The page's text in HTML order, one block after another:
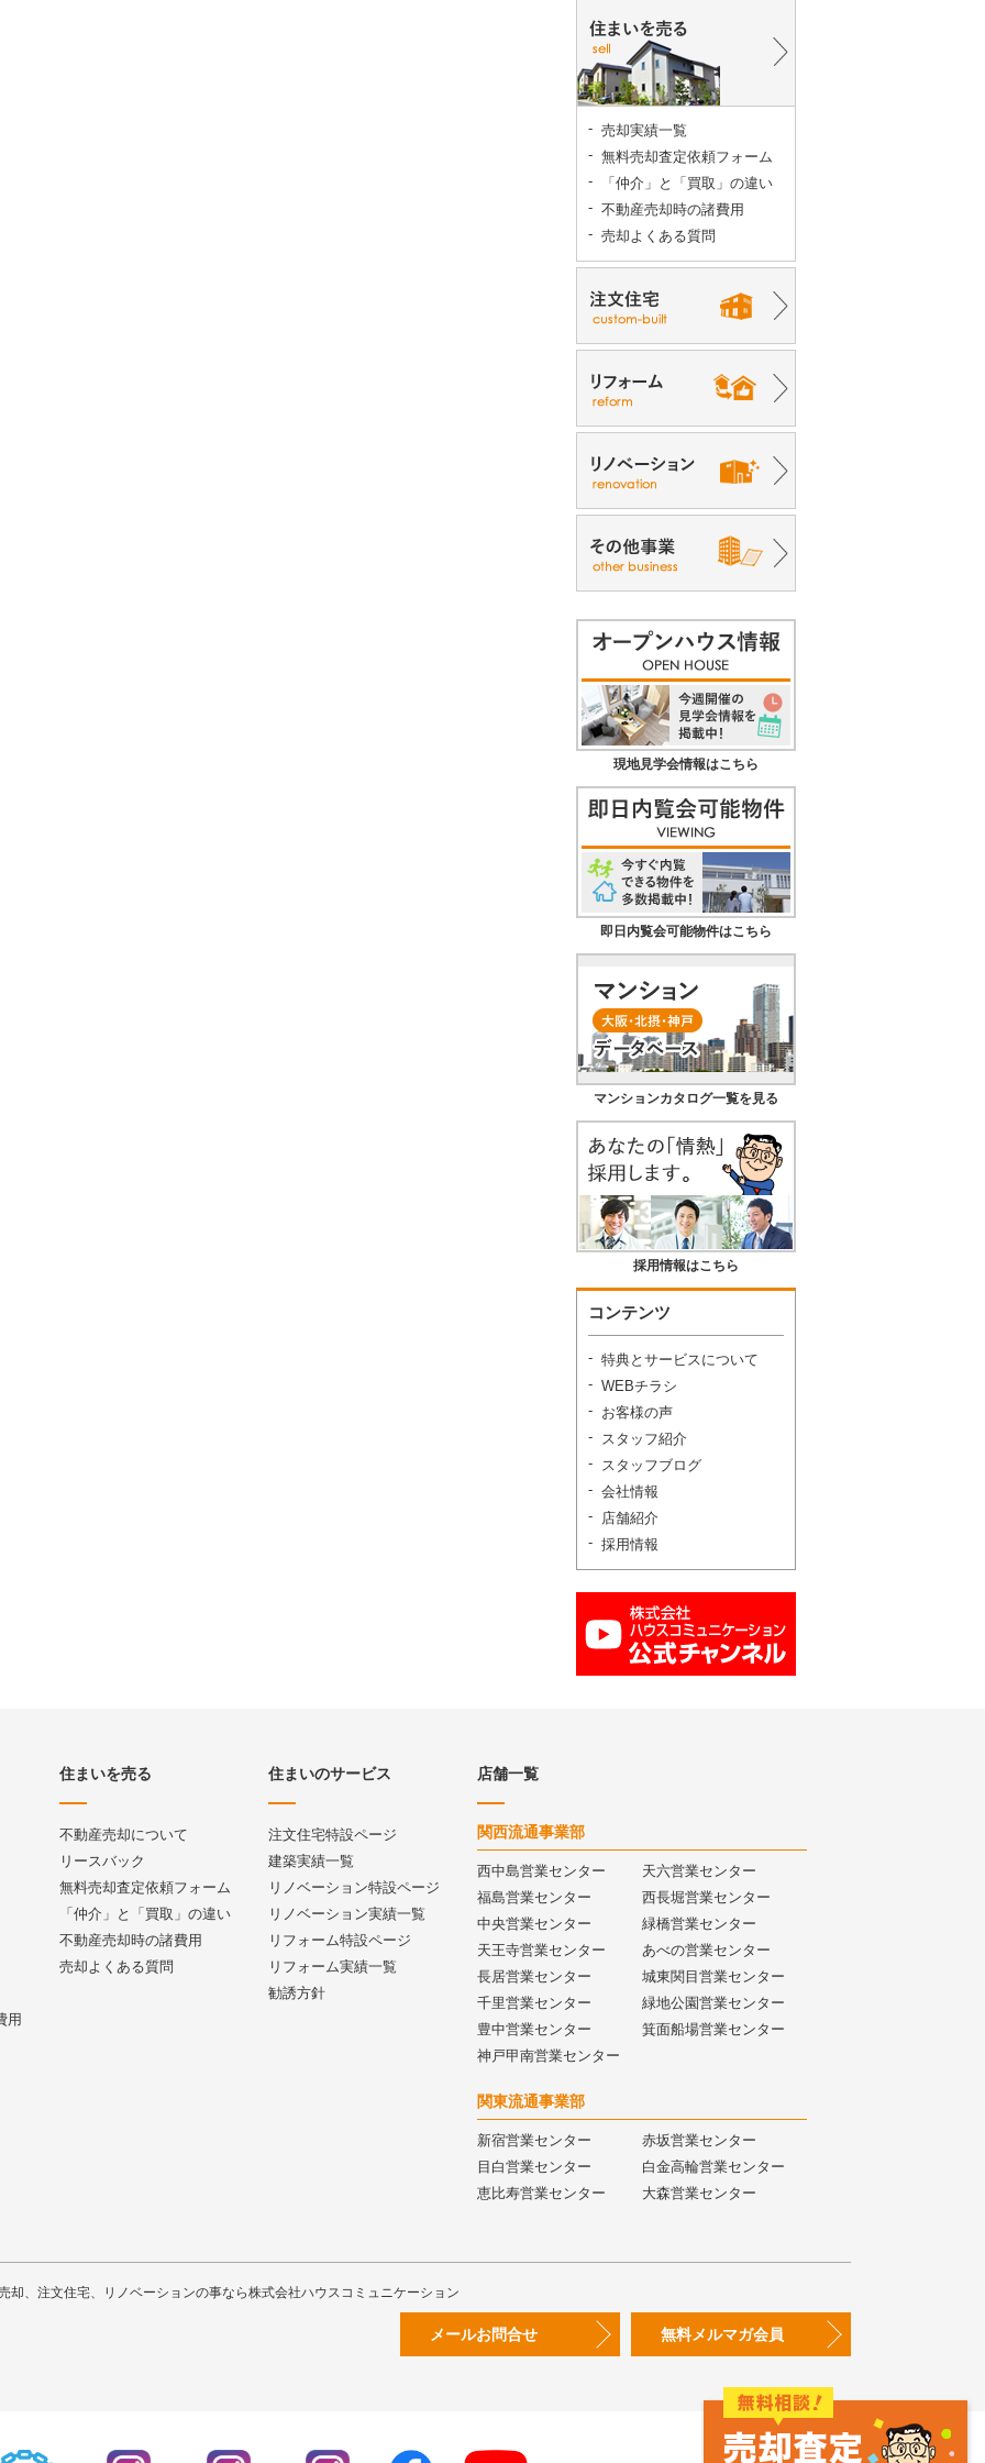
売却実績一覧
無料売却査定依頼フォーム
「仲介」と「買取」の違い
不動産売却時の諸費用
売却よくある質問
現地見学会情報はこちら
即日内覧会可能物件はこちら
マンションカタログ一覧を見る
採用情報はこちら
コンテンツ
特典とサービスについて
WEBチラシ
お客様の声
スタッフ紹介
スタッフブログ
会社情報
店舗紹介
採用情報
用
住まいを売る
不動産売却について
リースバック
無料売却査定依頼フォーム
「仲介」と「買取」の違い
不動産売却時の諸費用
売却よくある質問
住まいのサービス
注文住宅特設ページ
建築実績一覧
リノベーション特設ページ
リノベーション実績一覧
リフォーム特設ページ
リフォーム実績一覧
勧誘方針
店舗一覧
関西流通事業部
西中島営業センター
天六営業センター
福島営業センター
西長堀営業センター
中央営業センター
緑橋営業センター
天王寺営業センター
あべの営業センター
長居営業センター
城東関目営業センター
千里営業センター
緑地公園営業センター
豊中営業センター
箕面船場営業センター
神戸甲南営業センター
関東流通事業部
新宿営業センター
赤坂営業センター
目白営業センター
白金高輪営業センター
恵比寿営業センター
大森営業センター
、注文住宅、リノベーションの事なら株式会社ハウスコミュニケーション
メールお問合せ 無料メルマガ会員